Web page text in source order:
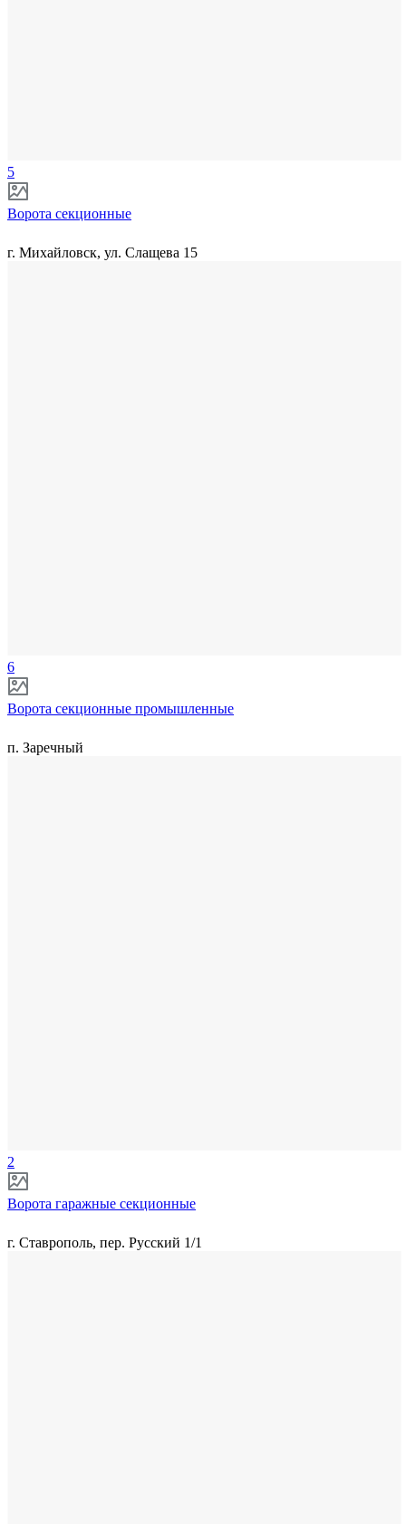
5
Ворота секционные
г. Михайловск, ул. Слащева 15
6
Ворота секционные промышленные
п. Заречный
2
Ворота гаражные секционные
г. Ставрополь, пер. Русский 1/1